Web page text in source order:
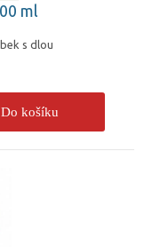
ml
s dlou
Do košíku